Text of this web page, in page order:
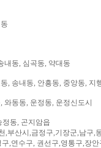
내동, 심곡동, 약대동
, 송내동, 안흥동, 중앙동, 지
동동, 운정동, 운정신도시
동, 곤지암읍
,부산시,금정구,기장군,남구,
,연수구, 권선구,영통구,장